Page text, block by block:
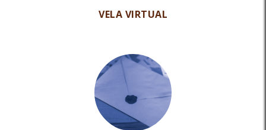
VELA VIRTUAL